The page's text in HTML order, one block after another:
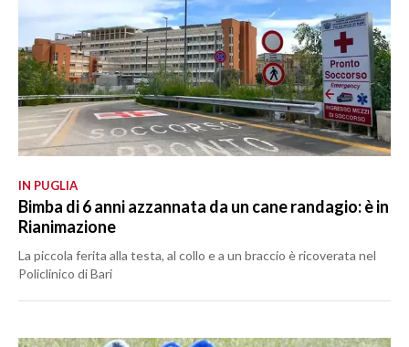
IN PUGLIA
Bimba di 6 anni azzannata da un cane randagio: è in
Rianimazione
La piccola ferita alla testa, al collo e a un braccio è ricoverata nel
Policlinico di Bari